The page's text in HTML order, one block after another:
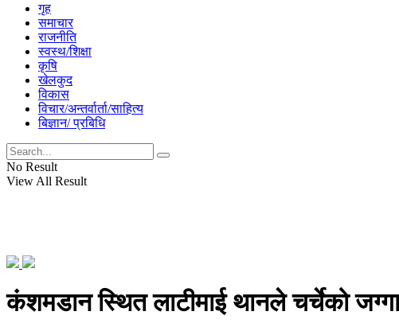
गृह
समाचार
राजनीति
स्वस्थ/शिक्षा
कृषि
खेलकुद
विकास
विचार/अन्तर्वार्ता/साहित्य
बिज्ञान/ प्रबिधि
No Result
View All Result
कंशमडान स्थित लाटीमाई थानले चर्चेको